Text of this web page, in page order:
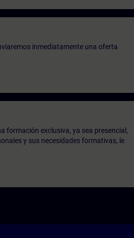
inmediatamente una oferta
formación exclusiva, ya sea presencial,
y sus necesidades formativas, le